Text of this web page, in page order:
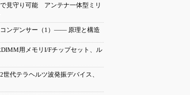
見守り可能 アンテナ一体型ミリ
ンデンサー（1）―― 原理と構造
用メモリI/Fチップセット、ル
世代テラヘルツ波発振デバイス、